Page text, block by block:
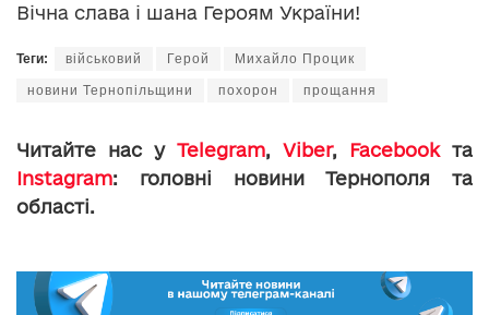
Вічна слава і шана Героям України!
Теги: військовий Герой Михайло Процик
новини Тернопільщини похорон прощання
Читайте нас у Telegram, Viber, Facebookта
Instagram: головні новини Тернополя та
області.